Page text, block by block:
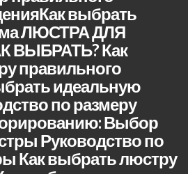
выбрать
ЛЮСТРА ДЛЯ
ВЫБРАТЬ? Как
правильного
идеальную
по размеру
Выбор
Руководство по
Как выбрать люстру